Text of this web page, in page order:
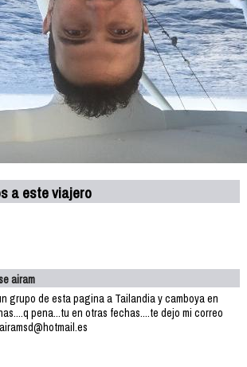
a este viajero
airam
grupo de esta pagina a Tailandia y camboya en
pena...tu en otras fechas....te dejo mi correo